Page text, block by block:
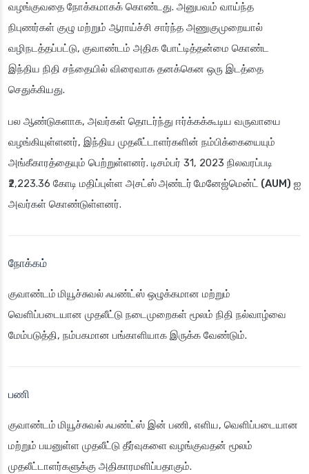
வழங்குவதை நோக்கமாகக் கொண்டது. அனுபவம் வாய்ந்த
நிபுணர்கள் குழு மற்றும் ஆராய்ச்சி சார்ந்த அணுகுமுறையால்
வழிநடத்தப்பட்டு, குவாண்டம் அதிக போட்டித்தன்மை கொண்ட
இந்திய நிதி சந்தையில் விரைவாக தனக்கென ஒரு இடத்தை
செதுக்கியது.
பல ஆண்டுகளாக, அவர்கள் தொடர்ந்து ஈர்க்கக்கூடிய வருவாயை
வழங்கியுள்ளனர், இந்திய முதலீட்டாளர்களின் நம்பிக்கையையும்
அங்கீகாரத்தையும் பெற்றுள்ளனர். டிசம்பர் 31, 2023 நிலவரப்படி
₹2,223.36 கோடி மதிப்புள்ள அசட்ஸ் அண்டர் மேனேஜ்மென்ட் (AUM) ஐ
அவர்கள் கொண்டுள்ளனர்.
நோக்கம்
குவாண்டம் மியூச்சுவல் ஃபண்ட்ஸ் ஒழுக்கமான மற்றும்
வெளிப்படையான முதலீட்டு நடைமுறைகள் மூலம் நிதி நல்வாழ்வை
மேம்படுத்தி, நம்பகமான பங்காளியாக இருக்க வேண்டும்.
பணி
குவாண்டம் மியூச்சுவல் ஃபண்ட்ஸ் இன் பணி, எளிய, வெளிப்படையான
மற்றும் பயனுள்ள முதலீட்டு தீர்வுகளை வழங்குவதன் மூலம்
முதலீட்டாளர்களுக்கு அதிகாரமளிப்பதாகும்.